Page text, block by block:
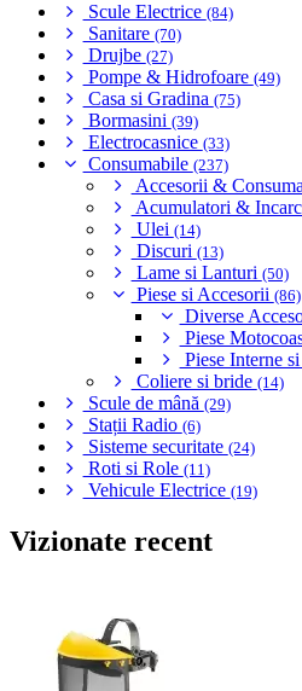
Scule Electrice (84)
Sanitare (70)
Drujbe (27)
Pompe & Hidrofoare (49)
Casa si Gradina (75)
Bormasini (39)
Electrocasnice (33)
Consumabile (237)
Accesorii &
Acumulatori &
Ulei (14)
Discuri (13)
Lame si Lanturi (50)
Piese si Accesorii (86)
Diverse
Piese
Piese Interne
Coliere si bride (14)
Scule de mână (29)
Stații Radio (6)
Sisteme securitate (24)
Roti si Role (11)
Vehicule Electrice (19)
Vizionate recent